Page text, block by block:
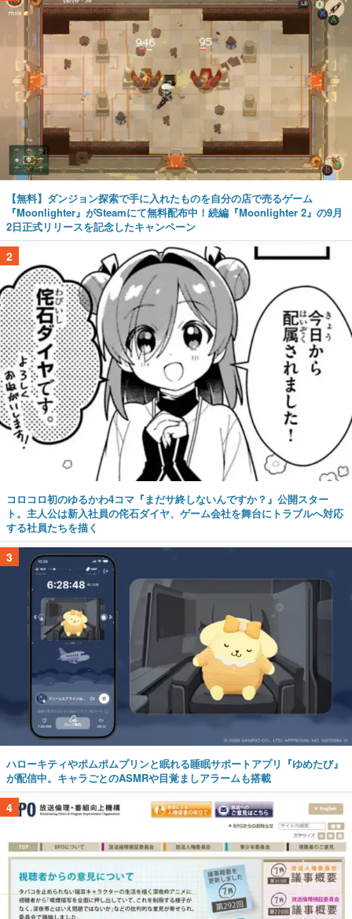
【無料】ダンジョン探索で手に入れたものを自分の店で売るゲーム
『Moonlighter』がSteamにて無料配布中！続編『Moonlighter 2』の9月
2日正式リリースを記念したキャンペーン
2
コロコロ初のゆるかわ4コマ『まだサ終しないんですか？』公開スター
ト。主人公は新入社員の侘石ダイヤ、ゲーム会社を舞台にトラブルへ対応
する社員たちを描く
3
ハローキティやポムポムプリンと眠れる睡眠サポートアプリ『ゆめたび』
が配信中。キャラごとのASMRや目覚ましアラームも搭載
4